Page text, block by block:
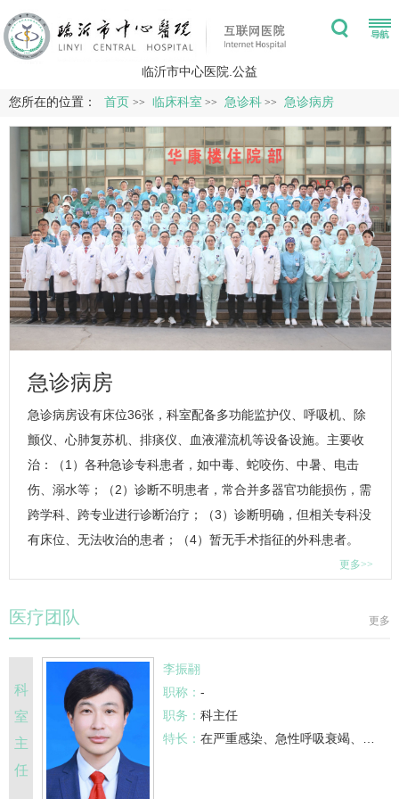
临沂市中心医院.公益
您所在的位置： 首页 >> 临床科室 >> 急诊科 >> 急诊病房
急诊病房
急诊病房设有床位36张，科室配备多功能监护仪、呼吸机、除
颤仪、心肺复苏机、排痰仪、血液灌流机等设备设施。主要收
治：（1）各种急诊专科患者，如中毒、蛇咬伤、中暑、电击
伤、溺水等；（2）诊断不明患者，常合并多器官功能损伤，需
跨学科、跨专业进行诊断治疗；（3）诊断明确，但相关专科没
有床位、无法收治的患者；（4）暂无手术指征的外科患者。
更多>>
更多
医疗团队
科
室
主
任
李振翮
职称： -
职务： 科主任
特长： 在严重感染、急性呼吸衰竭、心力衰竭、中毒等急危重症的救治和器官功能的支持方面具有丰富的临床经验，擅长内科常见病多发慢性病以及多病共存患者的救治，开展了血液净化治疗在急性中毒、脓毒血症等危重患者的应用。